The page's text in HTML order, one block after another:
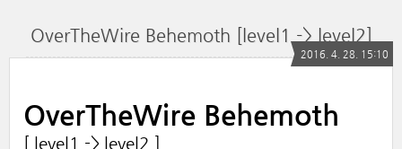
OverTheWire Behemoth [level1 -> level2]
2016. 4. 28. 15:10
OverTheWire Behemoth
[ level1 -> level2 ]